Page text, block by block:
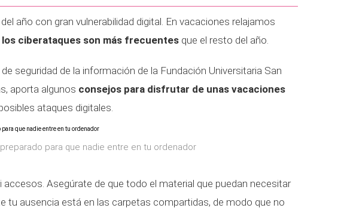
año con gran vulnerabilidad digital. En vacaciones relajamos
los ciberataques son más frecuentes que el resto del año.
seguridad de la información de la Fundación Universitaria San
aporta algunos consejos para disfrutar de unas vacaciones
ataques digitales.
para que nadie entre en tu ordenador
Asegúrate de que todo el material que puedan necesitar
tu ausencia está en las carpetas compartidas, de modo que no